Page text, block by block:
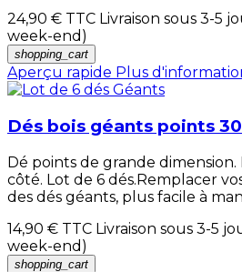
24,90 € TTC Livraison sous 3-5
week-end)
shopping_cart
Aperçu rapide Plus
Dés bois géants points
Dé points de grande dimension.
côté. Lot de 6 dés.Remplacer
des dés géants, plus facile à
14,90 € TTC Livraison sous 3-5
week-end)
shopping_cart